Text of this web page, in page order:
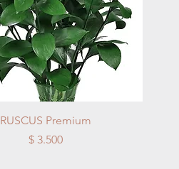
Vista rápida
RUSCUS Premium
Precio
$ 3.500